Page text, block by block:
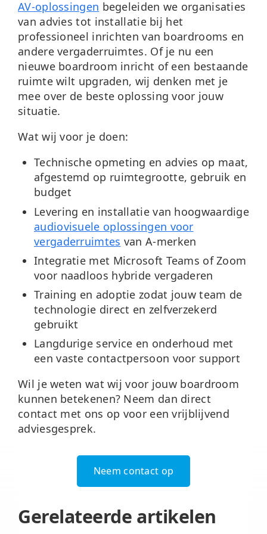
AV-oplossingen begeleiden we organisaties
van advies tot installatie bij het
professioneel inrichten van boardrooms en
andere vergaderruimtes. Of je nu een
nieuwe boardroom inricht of een bestaande
ruimte wilt upgraden, wij denken met je
mee over de beste oplossing voor jouw
situatie.
Wat wij voor je doen:
Technische opmeting en advies op maat,
afgestemd op ruimtegrootte, gebruik en
budget
Levering en installatievan hoogwaardige
audiovisuele oplossingen voor
vergaderruimtes van A-merken
Integratie met Microsoft Teams of Zoom
voor naadloos hybride vergaderen
Training en adoptie zodat jouw team de
technologie direct en zelfverzekerd
gebruikt
Langdurige service en onderhoud met
een vaste contactpersoon voor support
Wil je weten wat wij voor jouw boardroom
kunnen betekenen? Neem dan direct
contact met ons op voor een vrijblijvend
adviesgesprek.
Neem contact op
Gerelateerde artikelen